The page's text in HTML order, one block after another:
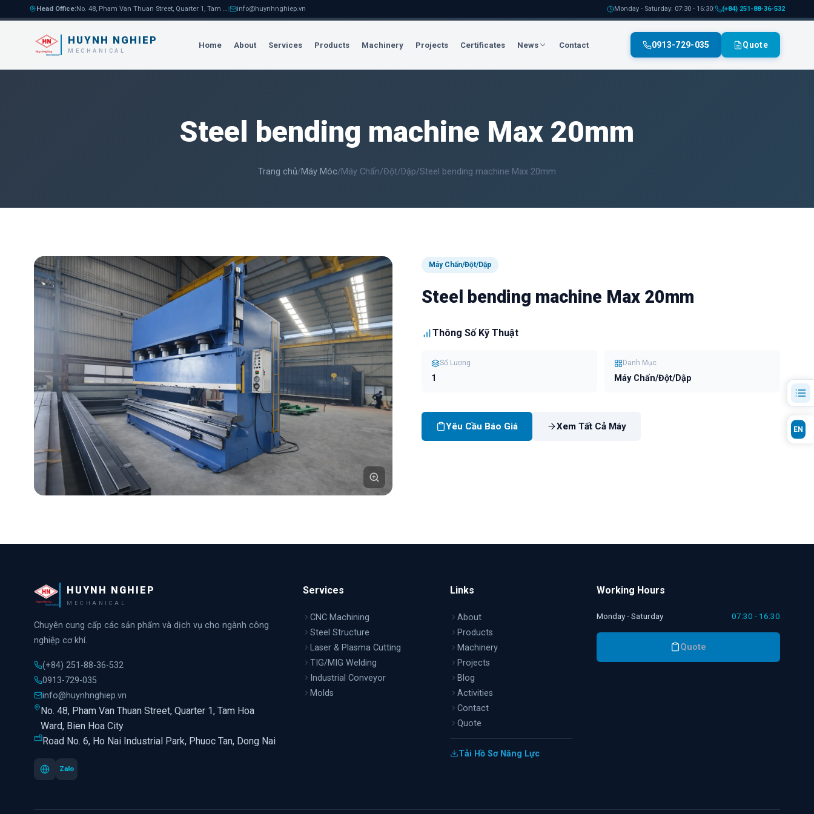
Head Office: No. 48, Pham Van Thuan Street, Quarter 1, Tam Hoa Ward, Bien Hoa City| info@huynhnghiep.vn Monday - Saturday: 07:30 - 16:30| (+84) 251-88-36-532
HUYNH NGHIEP
MECHANICAL
Home About Services Products Machinery Projects Certificates News Contact 0913-729-035 Quote
Steel bending machine Max 20mm
Trang chủ/Máy Móc/Máy Chấn/Đột/Dập/Steel bending machine Max 20mm
Máy Chấn/Đột/Dập
Steel bending machine Max 20mm
Thông Số Kỹ Thuật
Số Lượng
1
Danh Mục
Máy Chấn/Đột/Dập
Yêu Cầu Báo Giá Xem Tất Cả Máy
HUYNH NGHIEP
MECHANICAL
Chuyên cung cấp các sản phẩm và dịch vụ cho ngành công
nghiệp cơ khí.
(+84) 251-88-36-532
0913-729-035
info@huynhnghiep.vn
No. 48, Pham Van Thuan Street, Quarter 1, Tam Hoa
Ward, Bien Hoa City
Road No. 6, Ho Nai Industrial Park, Phuoc Tan, Dong Nai
Zalo
Services
CNC Machining
Steel Structure
Laser & Plasma Cutting
TIG/MIG Welding
Industrial Conveyor
Molds
Links
About
Products
Machinery
Projects
Blog
Activities
Contact
Quote
Tải Hồ Sơ Năng Lực
Working Hours
Monday - Saturday 07:30 - 16:30
Quote
EN